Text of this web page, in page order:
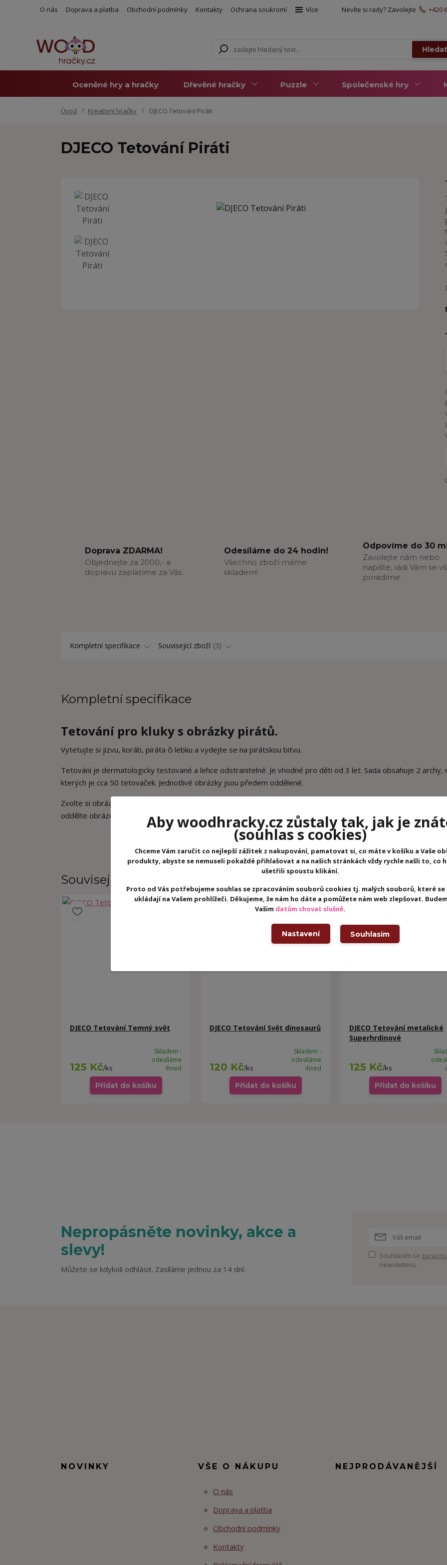
O nás Doprava a platba Obchodní podmínky Kontakty Ochrana soukromí Více
Hledat
Nevíte si rady? Zavolejte +420
Oceněné hry a hračky Dřevěné hračky Puzzle Společenské hry
Úvod Kreativní hračky DJECO Tetování Piráti
DJECO Tetování Piráti
Doprava ZDARMA!
Objednejte za 2000,- a
dopravu zaplatíme za Vás.
Odesíláme do 24 hodin!
Všechno zboží máme
skladem!
Odpovíme do 30
Zavolejte nám nebo
napište, rádi Vám se
poradíme.
Kompletní specifikace Související zboží 3
Kompletní specifikace
Tetování pro kluky s obrázky pirátů.
Vytetujte si jizvu, koráb, piráta či lebku a vydejte se na pirátskou bitvu.
Tetování je dermatologicky testované a lehce odstranitelné. Je vhodné pro děti od 3 let. Sada obsahuje 2 archy,
kterých je cca 50 tetovaček. Jednotlivé obrázky jsou předem oddělené.
Zvolte si obrázek. Na část těla, kterou chcete potetovat přiložte obrázek bez fólie, tetování namočte, chviličku
oddělte obrázek od papíru. Výsledek vás zaručeně nezklame.
Související zboží
DJECO Tetování Temný svět
125 Kč/ks
Skladem -
odesíláme
ihned
Přidat do košíku
DJECO Tetování Svět dinosaurů
120 Kč/ks
Skladem -
odesíláme
ihned
Přidat do košíku
DJECO Tetování metalické
Superhrdinové
125 Kč/ks
Přidat do košíku
Nepropásněte novinky, akce a
slevy!
Můžete se kdykoli odhlásit. Zasíláme jednou za 14 dní.
Souhlasím se
newsletteru.
NOVINKY VŠE O NÁKUPU
O nás
Doprava a platba
Obchodní podmínky
Kontakty
NEJPRODÁVANĚJŠÍ
Aby woodhracky.cz zůstaly tak, jak je
(souhlas s cookies)
Chceme Vám zaručit co nejlepší zážitek z nakupování, pamatovat si, co máte v košíku a Vaše
produkty, abyste se nemuseli pokaždé přihlašovat a na našich stránkách vždy rychle našli to, co
ušetřili spoustu klikání.
Proto od Vás potřebujeme souhlas se zpracováním souborů cookies tj. malých souborů, které se
ukládají na Vašem prohlížeči. Děkujeme, že nám ho dáte a pomůžete nám web zlepšovat.
Vašim datům chovat slušně.
Nastavení Souhlasím